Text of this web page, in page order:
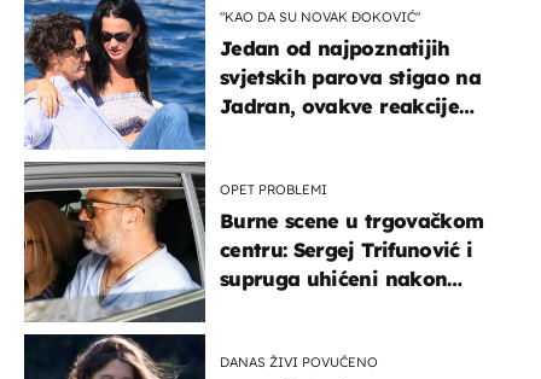
"KAO DA SU NOVAK ĐOKOVIĆ"
Jedan od najpoznatijih
svjetskih parova stigao na
Jadran, ovakve reakcije
OPET PROBLEMI
Burne scene u trgovačkom
centru: Sergej Trifunović i
supruga uhićeni nakon
DANAS ŽIVI POVUČENO